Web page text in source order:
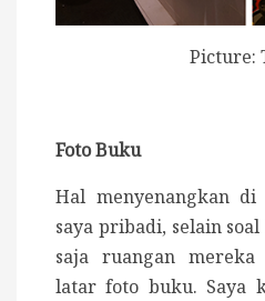
Picture:
Foto Buku
Hal menyenangkan
saya pribadi, selain
saja ruangan
latar foto buku. Saya